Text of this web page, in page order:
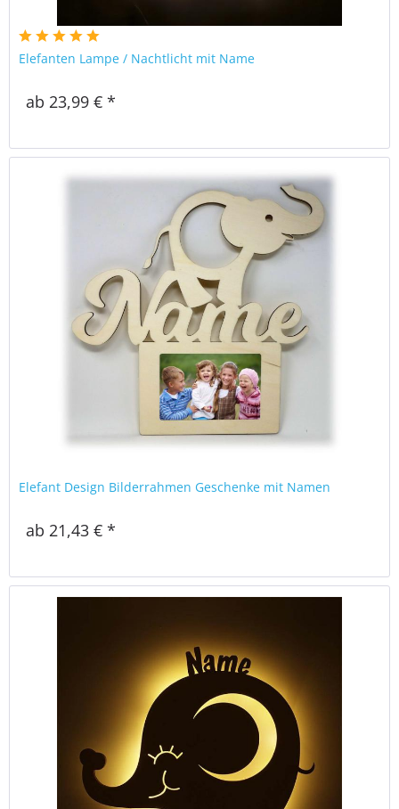
Elefanten Lampe / Nachtlicht mit Name
ab 23,99 € *
Elefant Design Bilderrahmen Geschenke mit Namen
ab 21,43 € *